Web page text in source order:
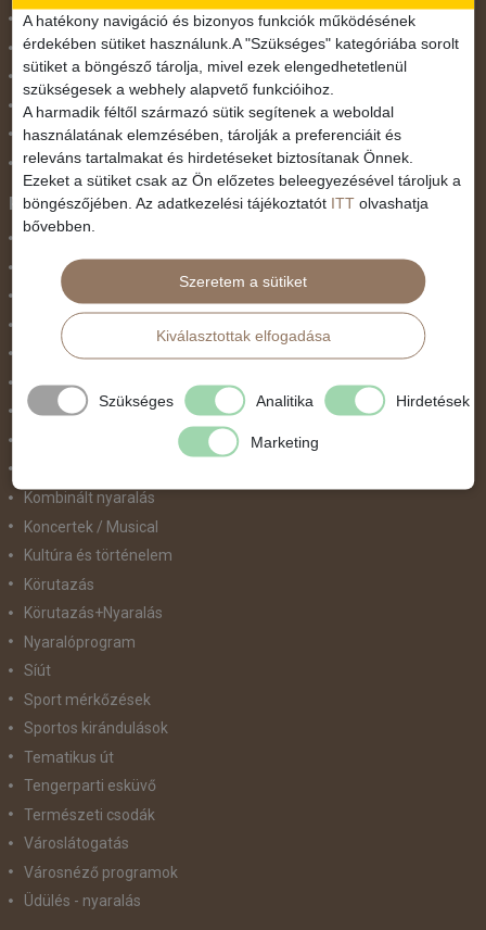
November 1.
Október 23.
Pünkösdi utazás
Szilveszter
Tavaszi szünet
Valentin nap
Programtípus
Belépőjegy
Egyéni út
Egzotikus út
Fesztiválok
Golfút
Gyalogtúra
Kombinált nyaralás
Koncertek / Musical
Kultúra és történelem
Körutazás
Körutazás+Nyaralás
Nyaralóprogram
Síút
Sport mérkőzések
Sportos kirándulások
Tematikus út
Tengerparti esküvő
Természeti csodák
Városlátogatás
Városnéző programok
Üdülés - nyaralás
A hatékony navigáció és bizonyos funkciók működésének
érdekében sütiket használunk.A "Szükséges" kategóriába sorolt
sütiket a böngésző tárolja, mivel ezek elengedhetetlenül
szükségesek a webhely alapvető funkcióihoz.
A harmadik féltől származó sütik segítenek a weboldal
használatának elemzésében, tárolják a preferenciáit és
releváns tartalmakat és hirdetéseket biztosítanak Önnek.
Ezeket a sütiket csak az Ön előzetes beleegyezésével tároljuk a
böngészőjében. Az adatkezelési tájékoztatót ITT olvashatja
bővebben.
Szeretem a sütiket
Kiválasztottak elfogadása
Szükséges Analitika Hirdetések
Marketing